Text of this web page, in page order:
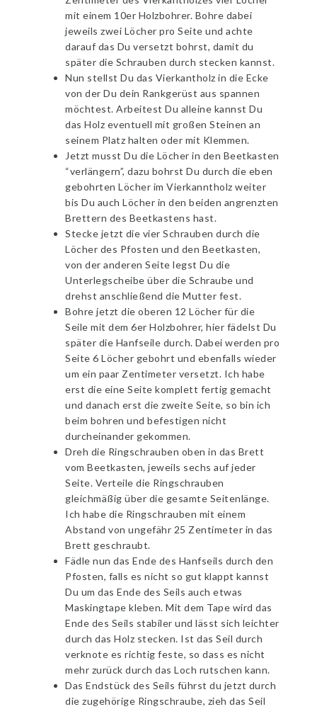
mit einem 10er Holzbohrer. Bohre dabei
jeweils zwei Löcher pro Seite und achte
darauf das Du versetzt bohrst, damit du
später die Schrauben durch stecken kannst.
Nun stellst Du das Vierkantholz in die Ecke
von der Du dein Rankgerüst aus spannen
möchtest. Arbeitest Du alleine kannst Du
das Holz eventuell mit großen Steinen an
seinem Platz halten oder mit Klemmen.
Jetzt musst Du die Löcher in den Beetkasten
“verlängern”, dazu bohrst Du durch die eben
gebohrten Löcher im Vierkanntholz weiter
bis Du auch Löcher in den beiden angrenzten
Brettern des Beetkastens hast.
Stecke jetzt die vier Schrauben durch die
Löcher des Pfosten und den Beetkasten,
von der anderen Seite legst Du die
Unterlegscheibe über die Schraube und
drehst anschließend die Mutter fest.
Bohre jetzt die oberen 12 Löcher für die
Seile mit dem 6er Holzbohrer, hier fädelst Du
später die Hanfseile durch. Dabei werden pro
Seite 6 Löcher gebohrt und ebenfalls wieder
um ein paar Zentimeter versetzt. Ich habe
erst die eine Seite komplett fertig gemacht
und danach erst die zweite Seite, so bin ich
beim bohren und befestigen nicht
durcheinander gekommen.
Dreh die Ringschrauben oben in das Brett
vom Beetkasten, jeweils sechs auf jeder
Seite. Verteile die Ringschrauben
gleichmäßig über die gesamte Seitenlänge.
Ich habe die Ringschrauben mit einem
Abstand von ungefähr 25 Zentimeter in das
Brett geschraubt.
Fädle nun das Ende des Hanfseils durch den
Pfosten, falls es nicht so gut klappt kannst
Du um das Ende des Seils auch etwas
Maskingtape kleben. Mit dem Tape wird das
Ende des Seils stabiler und lässt sich leichter
durch das Holz stecken. Ist das Seil durch
verknote es richtig feste, so dass es nicht
mehr zurück durch das Loch rutschen kann.
Das Endstück des Seils führst du jetzt durch
die zugehörige Ringschraube, zieh das Seil